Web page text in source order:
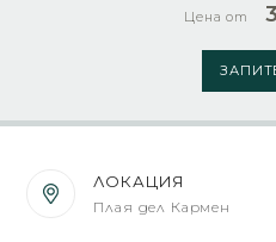
Цена от
ЛОКАЦИЯ
Плая дел Кармен